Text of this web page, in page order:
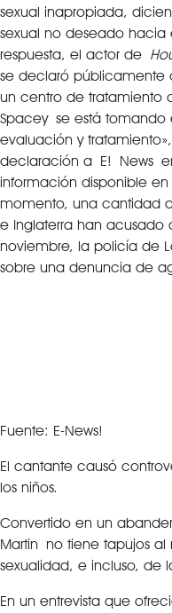
sexual inapropiada,
sexual no deseado hacia
respuesta, el actor de
se declaró públicamente
un centro de tratamiento
Spacey se está tomando
evaluación y
declaración a E!
News
información disponible
momento, una cantidad
e Inglaterra han acusado
noviembre, la policía de
sobre una denuncia de
Fuente: E-News!
El cantante causó
los niños.
Convertido en un
Martin no tiene tapujos
sexualidad, e incluso, de
En un entrevista que